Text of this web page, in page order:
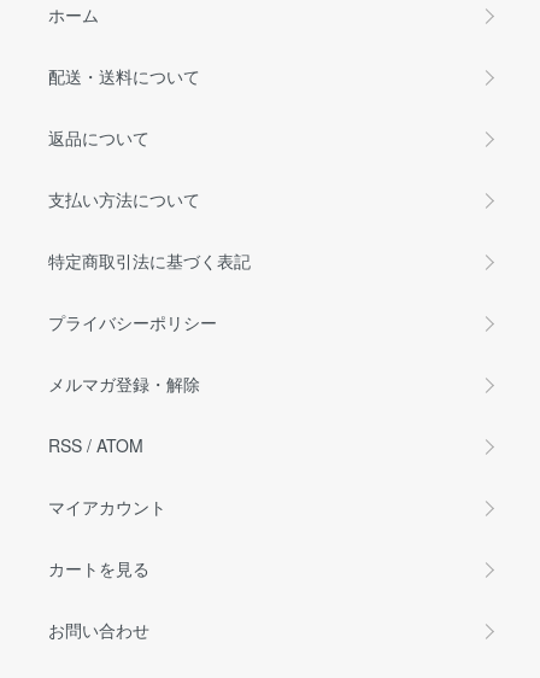
ホーム
配送・送料について
返品について
支払い方法について
特定商取引法に基づく表記
プライバシーポリシー
メルマガ登録・解除
RSS / ATOM
マイアカウント
カートを見る
お問い合わせ